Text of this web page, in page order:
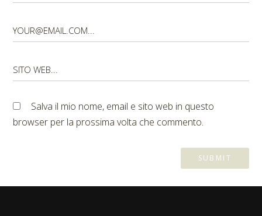
Salva il mio nome, email e sito web in questo
browser per la prossima volta che commento.